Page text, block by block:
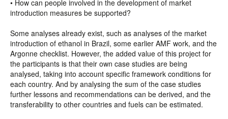
• How can people involved in the development of market
introduction measures be supported?
Some analyses already exist, such as analyses of the market
introduction of ethanol in Brazil, some earlier AMF work, and the
Argonne checklist. However, the added value of this project for
the participants is that their own case studies are being
analysed, taking into account specific framework conditions for
each country. And by analysing the sum of the case studies
further lessons and recommendations can be derived, and the
transferability to other countries and fuels can be estimated.